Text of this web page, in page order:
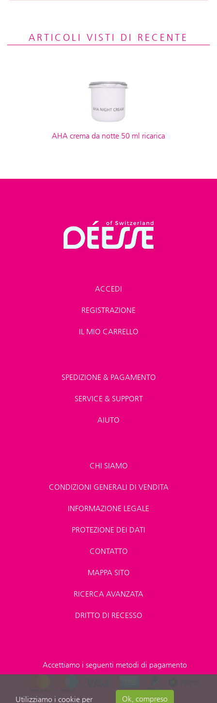
ARTICOLI VISTI DI RECENTE
AHA crema da notte 50 ml ricarica
ACCEDI
REGISTRAZIONE
IL MIO CARRELLO
SPEDIZIONE & PAGAMENTO
SERVICE & SUPPORT
AIUTO
CHI SIAMO
CONDIZIONI GENERALI DI VENDITA
INFORMAZIONE LEGALE
PROTEZIONE DEI DATI
CONTATTO
MAPPA SITO
RICERCA AVANZATA
DRITTO DI RECESSO
Accettiamo i seguenti metodi di pagamento
Utilizziamo i cookie per Ok, compreso